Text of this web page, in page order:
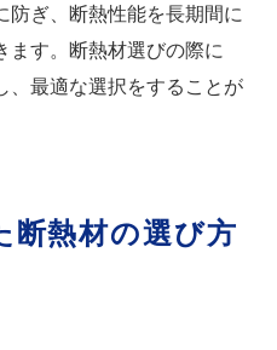
防ぎ、断熱性能を長期間に
ます。断熱材選びの際に
、最適な選択をすることが
断熱材の選び方